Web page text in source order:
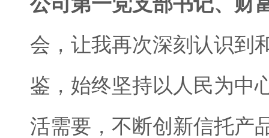
会，让我再次深刻认识到
鉴，始终坚持以人民为中
活需要，不断创新信托产